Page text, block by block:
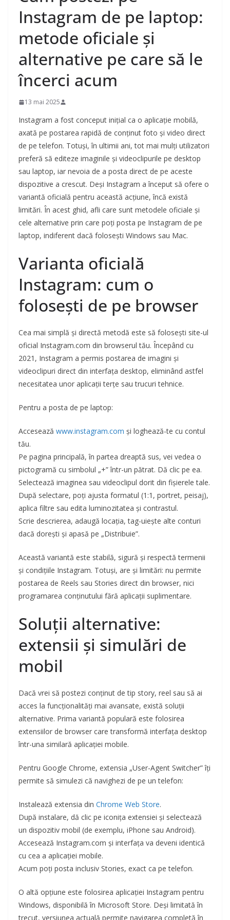
Instagram de pe laptop:
metode oficiale și
alternative pe care să le
încerci acum
13 mai 2025
Instagram a fost conceput inițial ca o aplicație mobilă,
axată pe postarea rapidă de conținut foto și video direct
de pe telefon. Totuși, în ultimii ani, tot mai mulți utilizatori
preferă să editeze imaginile și videoclipurile pe desktop
sau laptop, iar nevoia de a posta direct de pe aceste
dispozitive a crescut. Deși Instagram a început să ofere o
variantă oficială pentru această acțiune, încă există
limitări. În acest ghid, afli care sunt metodele oficiale și
cele alternative prin care poți posta pe Instagram de pe
laptop, indiferent dacă folosești Windows sau Mac.
Varianta oficială
Instagram: cum o
folosești de pe browser
Cea mai simplă și directă metodă este să folosești site-ul
oficial Instagram.com din browserul tău. Începând cu
2021, Instagram a permis postarea de imagini și
videoclipuri direct din interfața desktop, eliminând astfel
necesitatea unor aplicații terțe sau trucuri tehnice.
Pentru a posta de pe laptop:
Accesează www.instagram.com și loghează-te cu contul
tău.
Pe pagina principală, în partea dreaptă sus, vei vedea o
pictogramă cu simbolul „+” într-un pătrat. Dă clic pe ea.
Selectează imaginea sau videoclipul dorit din fișierele tale.
După selectare, poți ajusta formatul (1:1, portret, peisaj),
aplica filtre sau edita luminozitatea și contrastul.
Scrie descrierea, adaugă locația, tag-uiește alte conturi
dacă dorești și apasă pe „Distribuie”.
Această variantă este stabilă, sigură și respectă termenii
și condițiile Instagram. Totuși, are și limitări: nu permite
postarea de Reels sau Stories direct din browser, nici
programarea conținutului fără aplicații suplimentare.
Soluții alternative:
extensii și simulări de
mobil
Dacă vrei să postezi conținut de tip story, reel sau să ai
acces la funcționalități mai avansate, există soluții
alternative. Prima variantă populară este folosirea
extensiilor de browser care transformă interfața desktop
într-una similară aplicației mobile.
Pentru Google Chrome, extensia „User-Agent Switcher” îți
permite să simulezi că navighezi de pe un telefon:
Instalează extensia din Chrome Web Store.
După instalare, dă clic pe iconița extensiei și selectează
un dispozitiv mobil (de exemplu, iPhone sau Android).
Accesează Instagram.com și interfața va deveni identică
cu cea a aplicației mobile.
Acum poți posta inclusiv Stories, exact ca pe telefon.
O altă opțiune este folosirea aplicației Instagram pentru
Windows, disponibilă în Microsoft Store. Deși limitată în
trecut, versiunea actuală permite navigarea completă în